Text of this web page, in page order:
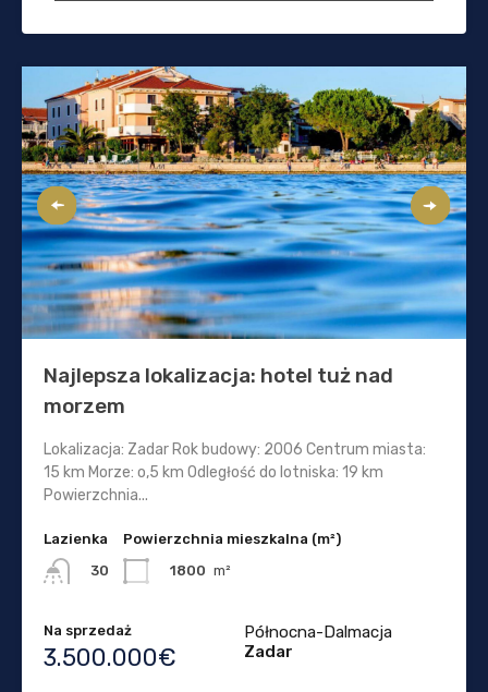
Najlepsza lokalizacja: hotel tuż nad
morzem
Lokalizacja: Zadar Rok budowy: 2006 Centrum miasta:
15 km Morze: o,5 km Odległość do lotniska: 19 km
Powierzchnia...
Lazienka
30
Powierzchnia mieszkalna (m²)
1800 m²
Na sprzedaż
3.500.000€
Północna-Dalmacja
Zadar